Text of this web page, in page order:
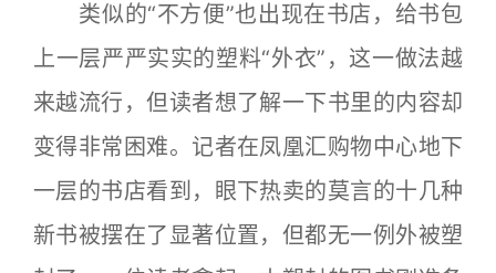
类似的“不方便”也出现在书店，给书包
上一层严严实实的塑料“外衣”，这一做法越
来越流行，但读者想了解一下书里的内容却
变得非常困难。记者在凤凰汇购物中心地下
一层的书店看到，眼下热卖的莫言的十几种
新书被摆在了显著位置，但都无一例外被塑